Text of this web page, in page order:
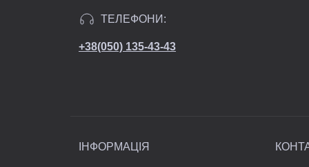
ТЕЛЕФОНИ:
+38(050) 135-43-43
ІНФОРМАЦІЯ